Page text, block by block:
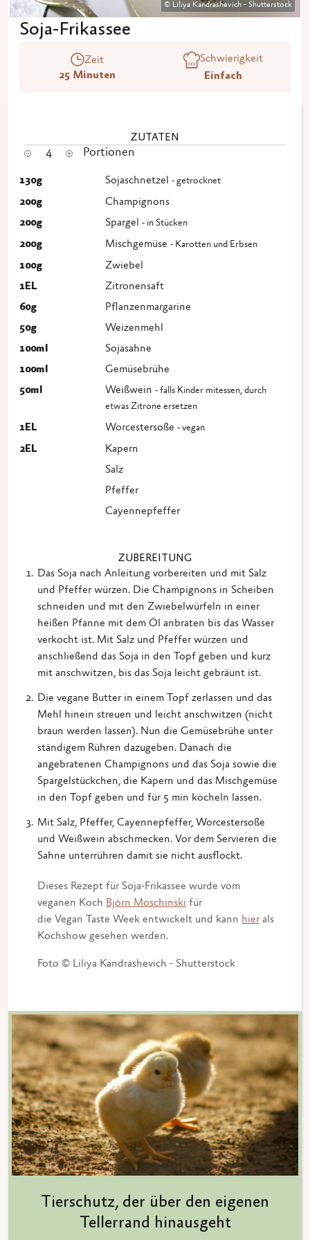
© Liliya Kandrashevich - Shutterstock
Soja-Frikassee
Zeit
25 Minuten
Schwierigkeit
Einfach
ZUTATEN
4 Portionen
130g Sojaschnetzel - getrocknet
200g
Champignons
200g Spargel - in Stücken
200g Mischgemüse - Karotten und Erbsen
100g
Zwiebel
1EL
Zitronensaft
60g
Pflanzenmargarine
50g
Weizenmehl
100ml
Sojasahne
100ml
Gemüsebrühe
50ml Weißwein - falls Kinder mitessen, durch
etwas Zitrone ersetzen
1EL Worcestersoße - vegan
2EL
Kapern
Salz
Pfeffer
Cayennepfeffer
ZUBEREITUNG
Das Soja nach Anleitung vorbereiten und mit Salz
und Pfeffer würzen. Die Champignons in Scheiben
schneiden und mit den Zwiebelwürfeln in einer
heißen Pfanne mit dem Öl anbraten bis das Wasser
verkocht ist. Mit Salz und Pfeffer würzen und
anschließend das Soja in den Topf geben und kurz
mit anschwitzen, bis das Soja leicht gebräunt ist.
Die vegane Butter in einem Topf zerlassen und das
Mehl hinein streuen und leicht anschwitzen (nicht
braun werden lassen). Nun die Gemüsebrühe unter
ständigem Rühren dazugeben. Danach die
angebratenen Champignons und das Soja sowie die
Spargelstückchen, die Kapern und das Mischgemüse
in den Topf geben und für 5 min köcheln lassen.
Mit Salz, Pfeffer, Cayennepfeffer, Worcestersoße
und Weißwein abschmecken. Vor dem Servieren die
Sahne unterrühren damit sie nicht ausflockt.
Dieses Rezept für Soja-Frikassee wurde vom
veganen Koch Björn Moschinski für
die Vegan Taste Week entwickelt und kann hier als
Kochshow gesehen werden.
Foto © Liliya Kandrashevich - Shutterstock
Tierschutz, der über den eigenen
Tellerrand hinausgeht